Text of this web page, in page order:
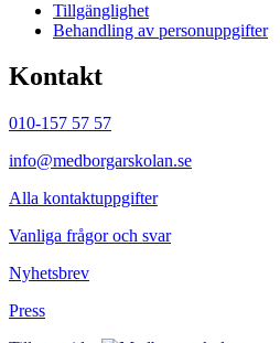
Tillgänglighet
Behandling av personuppgifter
Kontakt
010-157 57 57
info@medborgarskolan.se
Alla kontaktuppgifter
Vanliga frågor och svar
Nyhetsbrev
Press